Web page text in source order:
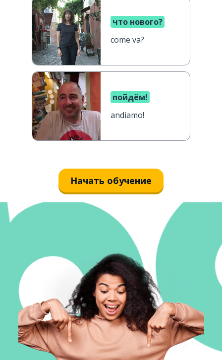
что нового?
come va?
пойдём!
andiamo!
Начать обучение